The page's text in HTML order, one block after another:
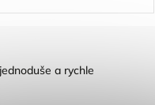
a rychle